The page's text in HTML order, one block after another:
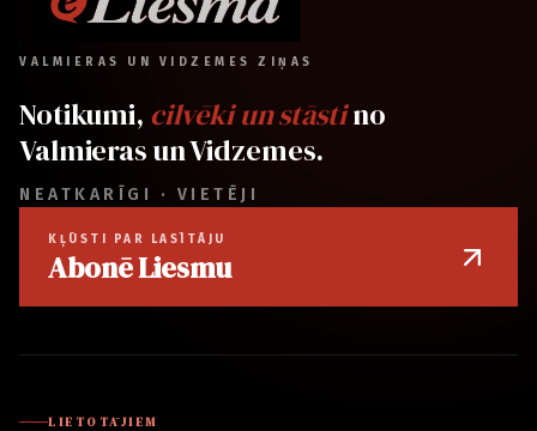
VALMIERAS UN VIDZEMES ZIŅAS
Notikumi, cilvēki un stāstino
Valmieras un Vidzemes.
NEATKARĪGI · VIETĒJI
KĻŪSTI PAR LASĪTĀJU
Abonē Liesmu
LIETOTĀJIEM